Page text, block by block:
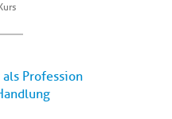
Profession